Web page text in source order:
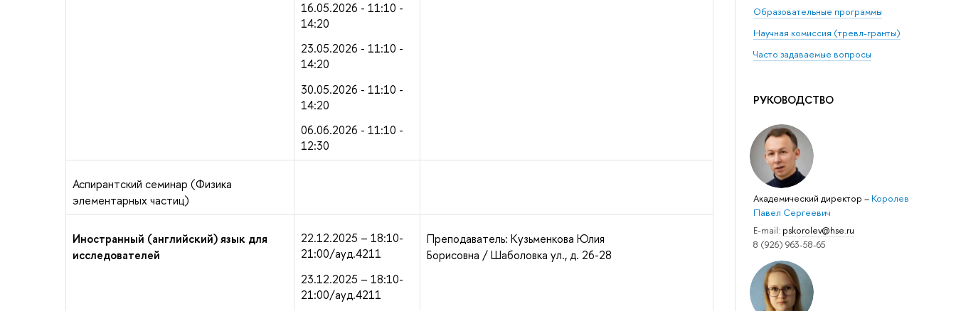
Образовательные программы
Научная комиссия (тревл-гранты)
Часто задаваемые вопросы
РУКОВОДСТВО
Академический директор– Королев
Павел Сергеевич
E-mail: pskorolev@hse.ru
8 (926) 963-58-65
16.05.2026 - 11:10 -
14:20
23.05.2026 - 11:10 -
14:20
30.05.2026 - 11:10 -
14:20
06.06.2026 - 11:10 -
12:30
Аспирантский семинар (Физика
элементарных частиц)
Иностранный (английский) язык для
исследователей
22.12.2025 – 18:10-
21:00/ауд.4211
23.12.2025 – 18:10-
21:00/ауд.4211
Преподаватель: Кузьменкова Юлия
Борисовна / Шаболовка ул., д. 26-28